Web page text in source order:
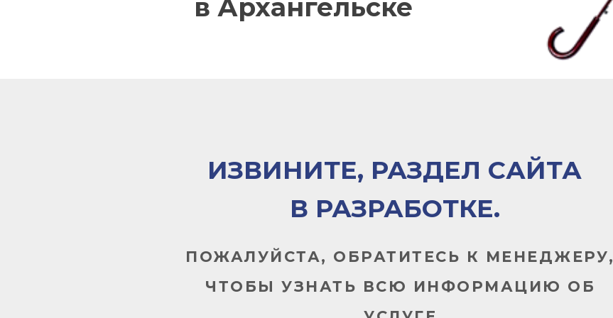
в Архангельске
ПОЖАЛУЙСТА, ОБРАТИТЕСЬ К МЕНЕДЖЕРУ,
ЧТОБЫ УЗНАТЬ ВСЮ ИНФОРМАЦИЮ ОБ
ИЗВИНИТЕ, РАЗДЕЛ САЙТА
В РАЗРАБОТКЕ.